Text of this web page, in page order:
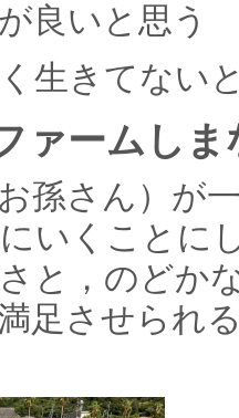
良いと思う
生きてない
ァームし
孫さん）が
いくことに
と，のどか
足させられ